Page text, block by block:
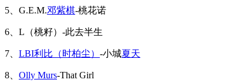
5、G.E.M.邓紫棋-桃花诺
6、L（桃籽）-此去半生
7、 LBI利比（时柏尘） -小城夏天
8、 Olly Murs-That Girl